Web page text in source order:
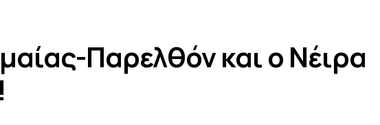
Παρελθόν και ο Νέιρα